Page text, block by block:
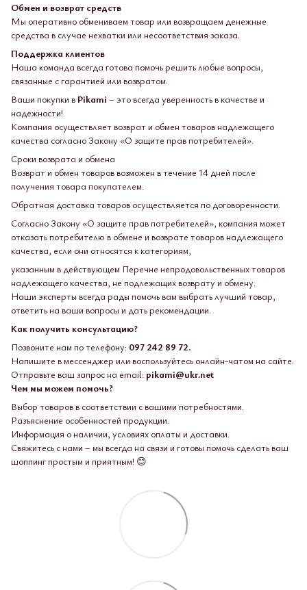
Обмен и возврат средств
Мы оперативно обмениваем товар или возвращаем денежные
средства в случае нехватки или несоответствия заказа.
Поддержка клиентов
Наша команда всегда готова помочь решить любые вопросы,
связанные с гарантией или возвратом.
Ваши покупки в Pikami – это всегда уверенность в качестве и
надежности!
Компания осуществляет возврат и обмен товаров надлежащего
качества согласно Закону «О защите прав потребителей».
Сроки возврата и обмена
Возврат и обмен товаров возможен в течение 14 дней после
получения товара покупателем.
Обратная доставка товаров осуществляется по договоренности.
Согласно Закону «О защите прав потребителей», компания может
отказать потребителю в обмене и возврате товаров надлежащего
качества, если они относятся к категориям,
указанным в действующем Перечне непродовольственных товаров
надлежащего качества, не подлежащих возврату и обмену.
Наши эксперты всегда рады помочь вам выбрать лучший товар,
ответить на ваши вопросы и дать рекомендации.
Как получить консультацию?
Позвоните нам по телефону: 097 242 89 72.
Напишите в мессенджер или воспользуйтесь онлайн-чатом на сайте.
Отправьте ваш запрос на email: pikami@ukr.net
Чем мы можем помочь?
Выбор товаров в соответствии с вашими потребностями.
Разъяснение особенностей продукции.
Информация о наличии, условиях оплаты и доставки.
Свяжитесь с нами – мы всегда на связи и готовы помочь сделать ваш
шоппинг простым и приятным! 😊